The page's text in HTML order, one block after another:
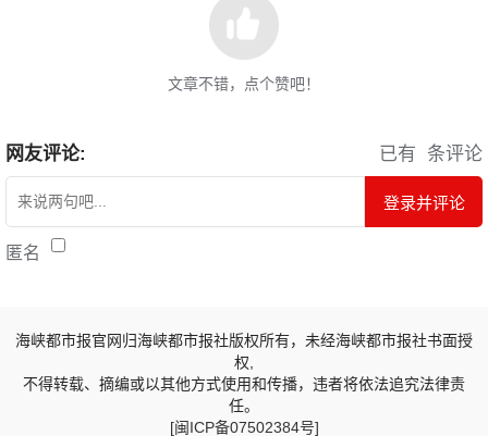
文章不错，点个赞吧！
网友评论: 已有 条评论
登录并评论
匿名
海峡都市报官网归海峡都市报社版权所有，未经海峡都市报社书面授
权,
不得转载、摘编或以其他方式使用和传播，违者将依法追究法律责
任。
[闽ICP备07502384号]